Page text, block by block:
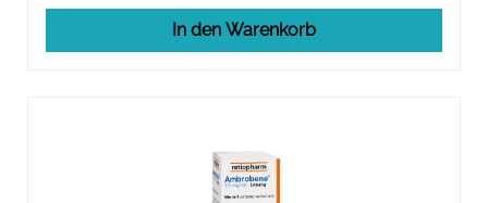
In den Warenkorb